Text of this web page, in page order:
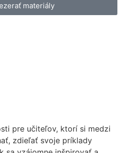
materiály
pre učiteľov, ktorí si medzi
zdieľať svoje príklady